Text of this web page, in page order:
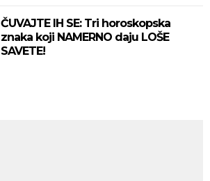
ČUVAJTE IH SE: Tri horoskopska
znaka koji NAMERNO daju LOŠE
SAVETE!